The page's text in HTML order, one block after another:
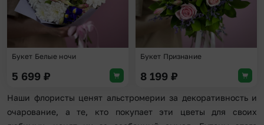
Букет Белые ночи
5 699 ₽
Букет Признание
8 199 ₽
Наши флористы ценят альстромерии за декоративность и
очарование, а те, кто покупает эти цветы для своих